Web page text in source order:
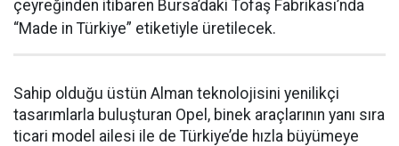
çeyreğinden itibaren Bursa’daki Tofaş Fabrikası’nda
“Made in Türkiye” etiketiyle üretilecek.
Sahip olduğu üstün Alman teknolojisini yenilikçi
tasarımlarla buluşturan Opel, binek araçlarının yanı sıra
ticari model ailesi ile de Türkiye’de hızla büyümeye